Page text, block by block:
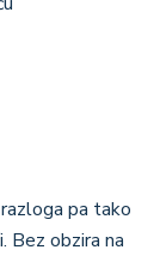
pa tako
Bez obzira na